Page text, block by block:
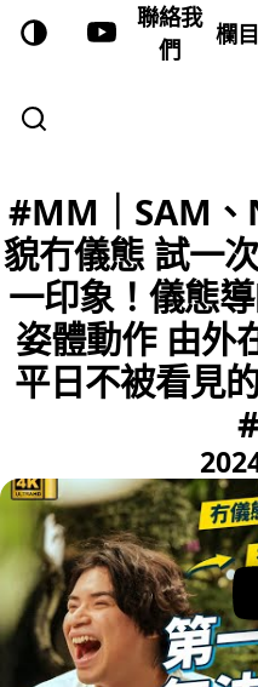
聯絡我
們
欄目
#MM｜SAM、
貌冇儀態 試一
一印象！儀態
姿體動作 由外
平日不被看見